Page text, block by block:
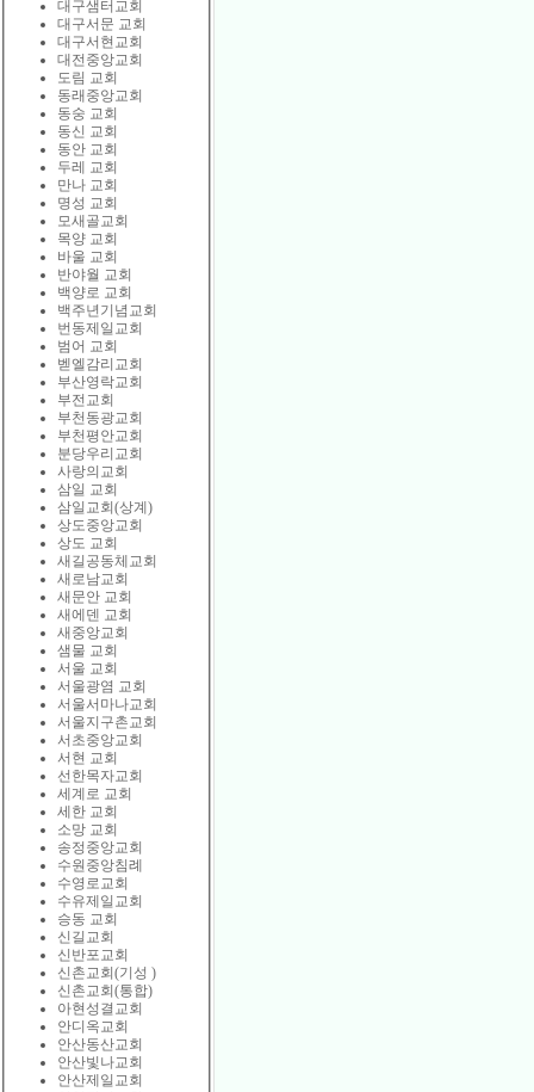
대구샘터교회
대구서문 교회
대구서현교회
대전중앙교회
도림 교회
동래중앙교회
동숭 교회
동신 교회
동안 교회
두레 교회
만나 교회
명성 교회
모새골교회
목양 교회
바울 교회
반야월 교회
백양로 교회
백주년기념교회
번동제일교회
범어 교회
벧엘감리교회
부산영락교회
부전교회
부천동광교회
부천평안교회
분당우리교회
사랑의교회
삼일 교회
삼일교회(상계)
상도중앙교회
상도 교회
새길공동체교회
새로남교회
새문안 교회
새에덴 교회
새중앙교회
샘물 교회
서울 교회
서울광염 교회
서울서마나교회
서울지구촌교회
서초중앙교회
서현 교회
선한목자교회
세계로 교회
세한 교회
소망 교회
송정중앙교회
수원중앙침례
수영로교회
수유제일교회
승동 교회
신길교회
신반포교회
신촌교회(기성 )
신촌교회(통합)
아현성결교회
안디옥교회
안산동산교회
안산빛나교회
안산제일교회